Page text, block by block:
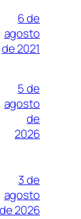
6 de
agosto
de 2021
5 de
agosto
de
2026
3 de
agosto
de 2026